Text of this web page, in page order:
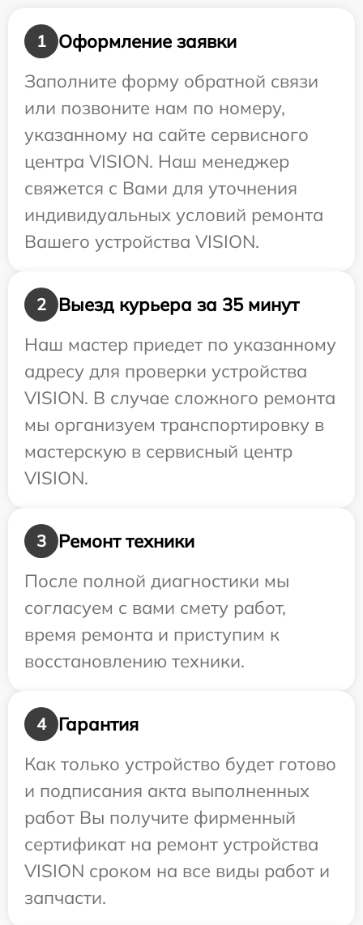
1
Оформление заявки
Заполните форму обратной связи
или позвоните нам по номеру,
указанному на сайте сервисного
центра VISION. Наш менеджер
свяжется с Вами для уточнения
индивидуальных условий ремонта
Вашего устройства VISION.
2
Выезд курьера за 35 минут
Наш мастер приедет по указанному
адресу для проверки устройства
VISION. В случае сложного ремонта
мы организуем транспортировку в
мастерскую в сервисный центр
VISION.
3
Ремонт техники
После полной диагностики мы
согласуем с вами смету работ,
время ремонта и приступим к
восстановлению техники.
4
Гарантия
Как только устройство будет готово
и подписания акта выполненных
работ Вы получите фирменный
сертификат на ремонт устройства
VISION сроком на все виды работ и
запчасти.